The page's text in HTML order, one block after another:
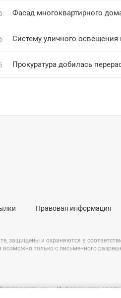
Фасад многоквартирного
Систему уличного освещения
Прокуратура добилась
Правовая информация
защищены и охраняются в
только с письменного
Сетевое издание – «Информационное